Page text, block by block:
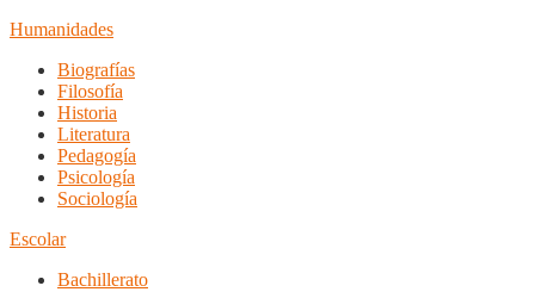
Humanidades
Biografías
Filosofía
Historia
Literatura
Pedagogía
Psicología
Sociología
Escolar
Bachillerato